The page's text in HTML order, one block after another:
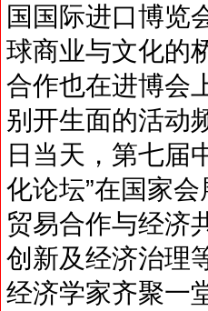
国国际进口博览
球商业与文化的
合作也在进博会
别开生面的活动
日当天，第七届
化论坛”在国家
贸易合作与经济
创新及经济治理
经济学家齐聚一